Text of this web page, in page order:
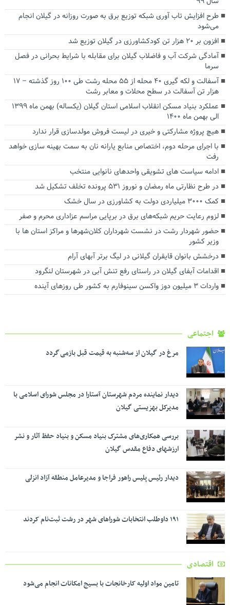
طرح افزایش تاب آوری شبکه توزیع برق به صورت روزانه در گیلان انجام
می‌شود
افزون بر ۲۰ هزار تن کودکشاورزی در گیلان توزیع شد
آمادگی شرکت آب و فاضلاب گیلان برای مقابله با شرایط بحرانی در فصل
سرما
آسفالت و لکه گیری ۴۰ محله از ۵۵ محله رشت طی ۱۰۰ روز گذشته – ۱۷
هزار تن آسفالت در سطح محلات و معابر رشت
عملکرد بنیاد مسکن انقلاب اسلامی استان گیلان (یکساله) بهمن ماه ۱۳۹۹
الی بهمن ماه ۱۴۰۰
هیچ پروژه مشارکتی و خیری در لیست فروش مولدسازی قرار ندارد
با اجرای مرحله دوم، اختصاص منابع یارانه نان به سمت بهینه سازی خواهد
رفت
ادامه سیاست های تشویقی واحدهای نانوایی منتخب
در طرح نظارتی ماه رمضان و نوروز ۵۳۱ پرونده تخلف تشکیل شد
کمک ۳۰۰۰ میلیاردی دولت به کشاورزی در سال خشک
لزوم رعایت حریم شبکه‌های برق در برپایی مراسم عزاداری محرم و صفر
حضور شهردار رشت در نشست شهرداران کلان‌شهرها و مراکز استان ها با
وزیر کشور
درخشش بانوان قایقران گیلانی در لیگ برتر آبهای آرام
اقدامات آبفای گیلان در راستای رفع تنش آبی در شهرستان لنگرود
واردات ۳ میلیون دوز واکسن سینوفارم به کشور طی روز‌های آینده
اجتماعی
مرغ در گیلان از سه‌شنبه به قیمت قبل بازمی گردد
دیدار نماینده مردم شهرستان آستارا در مجلس شورای اسلامی با
مدیرکل بهزیستی گیلان
بررسی همکاری‌های مشترک بنیاد مسکن و بنیاد حفظ آثار و نشر
ارزشهای دفاع مقدس گیلان
دیدار رئیس پلیس راهور فراجا و مدیرعامل منطقه آزاد انزلی
۱۹۱ داوطلب انتخابات شوراهای شهر در رشت ثبت‌نام کردند
اقتصادی
تامین مواد اولیه کارخانجات با بسیج امکانات انجام می‌شود